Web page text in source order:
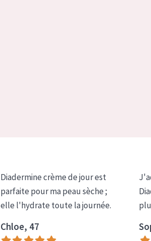
Diadermine crème de jour est
parfaite pour ma peau sèche ;
elle l'hydrate toute la journée.
Chloe, 47